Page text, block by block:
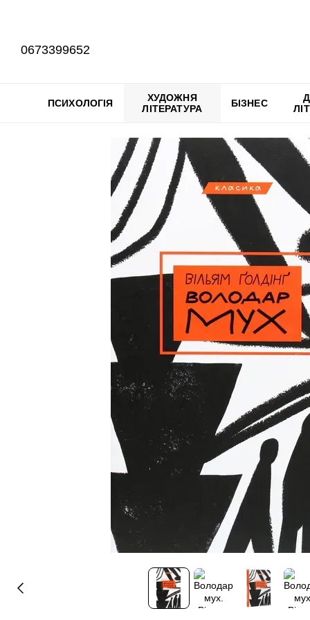
0673399652
ПСИХОЛОГІЯ
ХУДОЖНЯ
ЛІТЕРАТУРА
БІЗНЕС